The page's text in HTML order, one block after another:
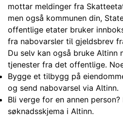
mottar meldinger fra
men også kommunen din,
offentlige etater bruker
fra nabovarsler til gjeldsbrev
Du selv kan også bruke Altinn
tjenester fra det offentlige.
Bygge et tilbygg på
og send nabovarsel via Altinn.
Bli verge for en annen person?
søknadsskjema i Altinn.